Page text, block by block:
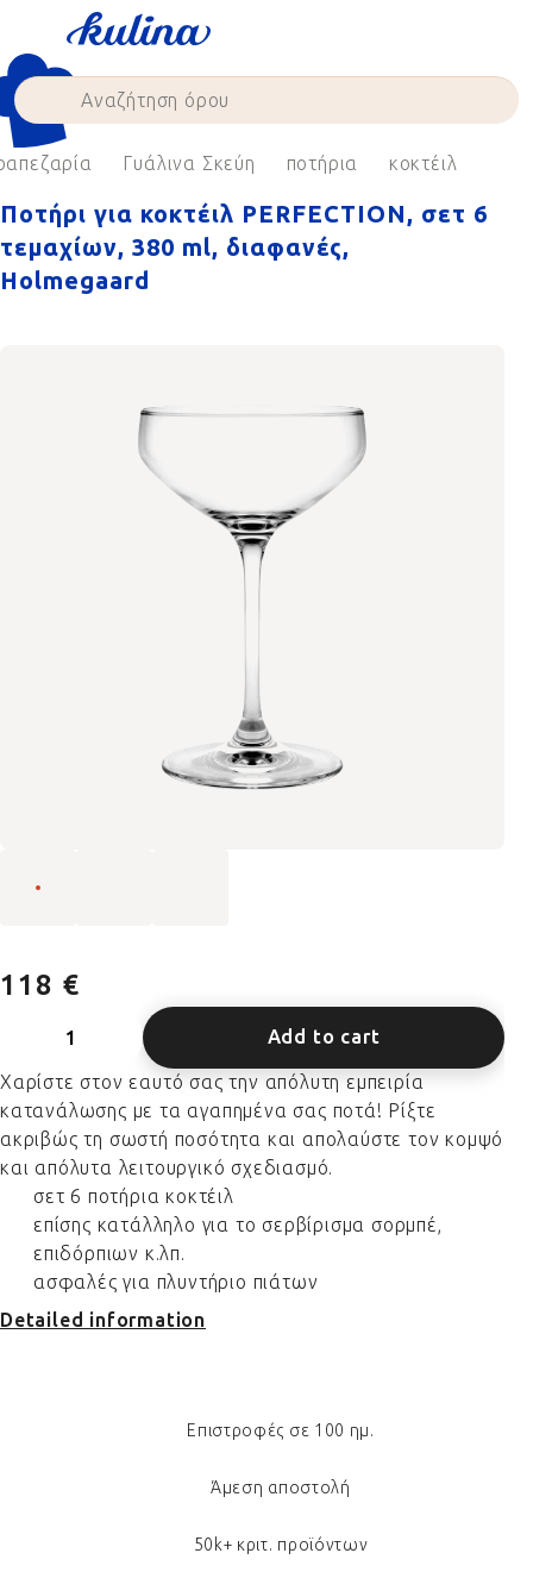
content
Γυάλινα Σκεύη ποτήρια κοκτέιλ
Ποτήρι για κοκτέιλ PERFECTION, σετ 6
τεμαχίων, 380 ml, διαφανές,
Holmegaard
118 €
Add to cart
Χαρίστε στον εαυτό σας την απόλυτη εμπειρία
κατανάλωσης με τα αγαπημένα σας ποτά! Ρίξτε
ακριβώς τη σωστή ποσότητα και απολαύστε τον κομψό
και απόλυτα λειτουργικό σχεδιασμό.
σετ 6 ποτήρια κοκτέιλ
επίσης κατάλληλο για το σερβίρισμα σορμπέ,
επιδόρπιων κ.λπ.
ασφαλές για πλυντήριο πιάτων
Detailed information
Επιστροφές σε 100 ημ.
Άμεση αποστολή
50k+ κριτ. προϊόντων